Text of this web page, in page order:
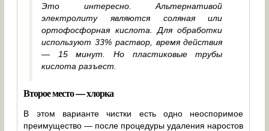
Это интересно. Альтернативой
электролиту являются соляная или
ортофосфорная кислота. Для обработки
используют 33% раствор, время действия
— 15 минут. Но пластиковые трубы
кислота разъест.
Второе место — хлорка
В этом варианте чистки есть одно неоспоримое
преимущество — после процедуры удаления наростов